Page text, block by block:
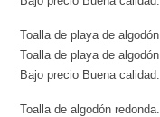
Toalla de playa de algodón.
Toalla de playa de algodón.
Bajo precio Buena calidad.
Toalla de algodón redonda.